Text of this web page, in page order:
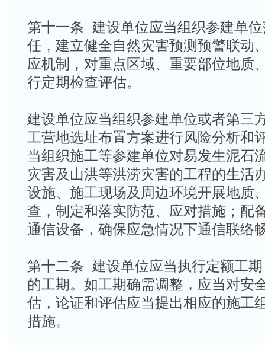
第十一条 建设单位应当组织参建单
任，建立健全自然灾害预测预警联动
应机制，对重点区域、重要部位地质
行定期检查评估。
建设单位应当组织参建单位或者第三
工营地选址布置方案进行风险分析和
当组织施工等参建单位对易发生泥石
灾害及山洪等洪涝灾害的工程的生活
设施、施工现场及周边环境开展地质
查，制定和落实防范、应对措施；配
通信设备，确保应急情况下通信联络
第十二条 建设单位应当执行定额工
的工期。如工期确需调整，应当对安
估，论证和评估应当提出相应的施工
措施。